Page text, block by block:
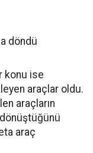
döndü
konu ise
araçlar oldu.
araçların
araç